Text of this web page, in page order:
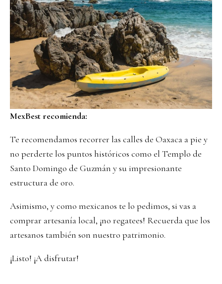
MexBest recomienda:
Te recomendamos recorrer las calles de Oaxaca a pie y
no perderte los puntos históricos como el Templo de
Santo Domingo de Guzmán y su impresionante
estructura de oro.
Asimismo, y como mexicanos te lo pedimos, si vas a
comprar artesanía local, ¡no regatees! Recuerda que los
artesanos también son nuestro patrimonio.
¡Listo! ¡A disfrutar!